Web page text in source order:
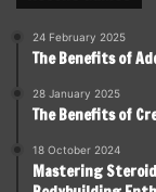
24 February 2025
The Benefits of
28 January 2025
The Benefits of
18 October 2024
Mastering